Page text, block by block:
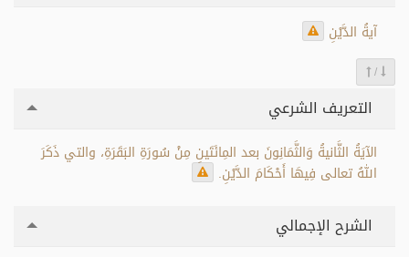
آيةُ الدَّيْنِ
/
التعريف الشرعي
الآيَةُ الثَّانيةُ وَالثَّمَانِونَ بعد المِائَتَينِ مِنْ سُورَةِ البَقَرَةِ، والتي ذَكَرَ
اللهُ تعالى فِيهَا أَحْكَامَ الدَّيْنِ.
الشرح الإجمالي